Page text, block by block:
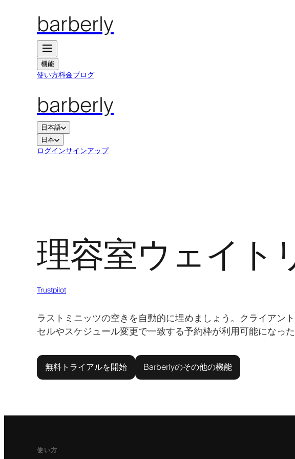
barberly
機能
使い方料金ブログ
barberly
日本語
日本
ログインサインアップ
理容室ウェイト
Trustpilot
ラストミニッツの空きを自動的に埋めましょう。クライアン
セルやスケジュール変更で一致する予約枠が利用可能になっ
無料トライアルを開始 Barberlyのその他の機能
使い方